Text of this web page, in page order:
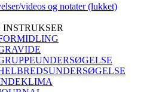
videos og notater (lukket)